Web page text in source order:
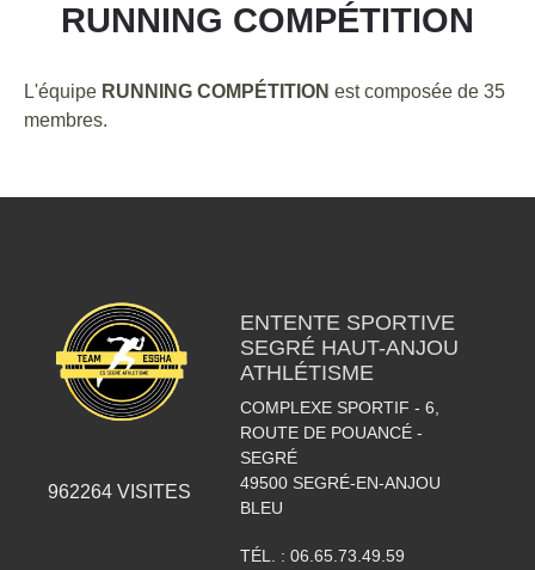
RUNNING COMPÉTITION
L'équipe RUNNING COMPÉTITION est composée de 35
membres.
962264 VISITES
ENTENTE SPORTIVE
SEGRÉ HAUT-ANJOU
ATHLÉTISME
COMPLEXE SPORTIF - 6,
ROUTE DE POUANCÉ -
SEGRÉ
49500 SEGRÉ-EN-ANJOU
BLEU
TÉL. : 06.65.73.49.59